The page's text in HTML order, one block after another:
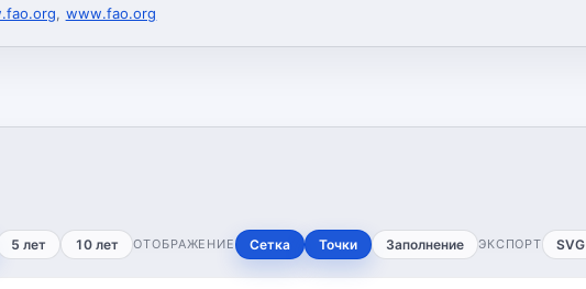
, www.fao.org
5 лет 10 лет ОТОБРАЖЕНИЕ Сетка Точки Заполнение ЭКСПОРТ SVG